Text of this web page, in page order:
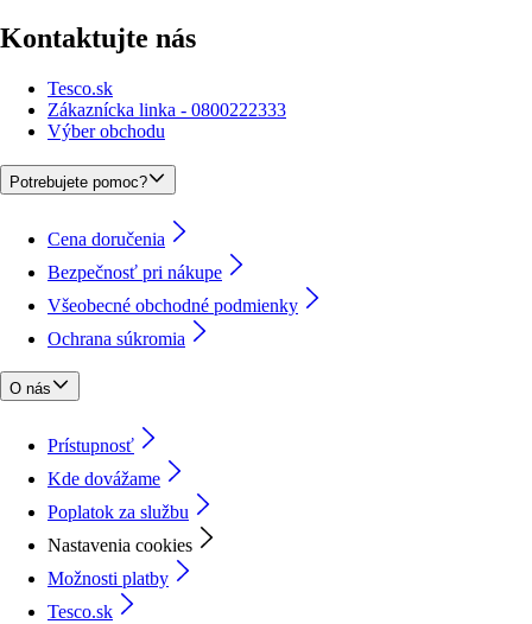
Kontaktujte nás
Tesco.sk
Zákaznícka linka - 0800222333
Výber obchodu
Potrebujete pomoc?
Cena doručenia
Bezpečnosť pri nákupe
Všeobecné obchodné podmienky
Ochrana súkromia
O nás
Prístupnosť
Kde dovážame
Poplatok za službu
Nastavenia cookies
Možnosti platby
Tesco.sk